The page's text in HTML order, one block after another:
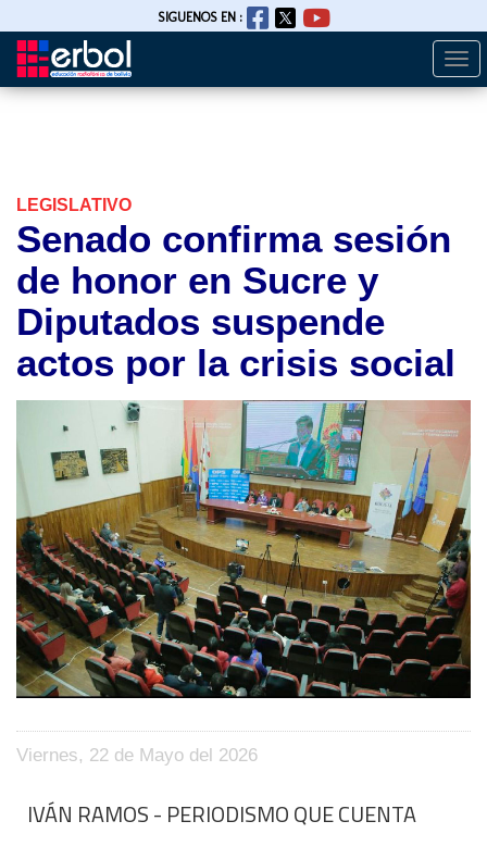
Pasar
SIGUENOS EN :
LEGISLATIVO
Senado confirma sesión
de honor en Sucre y
Diputados suspende
actos por la crisis social
Viernes, 22 de Mayo del 2026
IVÁN RAMOS - PERIODISMO QUE CUENTA